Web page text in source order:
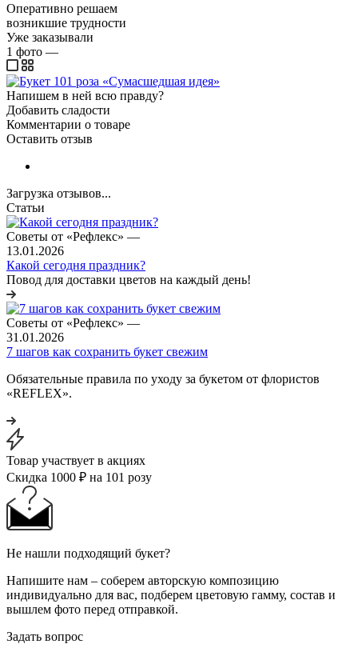
Оперативно решаем
возникшие трудности
Уже заказывали
1 фото —
Напишем в ней всю правду?
Добавить сладости
Комментарии о товаре
Оставить отзыв
Загрузка отзывов...
Статьи
Советы от «Рефлекс» —
13.01.2026
Какой сегодня праздник?
Повод для доставки цветов на каждый день!
Советы от «Рефлекс» —
31.01.2026
7 шагов как сохранить букет свежим
Обязательные правила по уходу за букетом от флористов
«REFLEX».
Товар участвует в акциях
Скидка 1000 ₽ на 101 розу
Не нашли подходящий букет?
Напишите нам – соберем авторскую композицию
индивидуально для вас, подберем цветовую гамму, состав и
вышлем фото перед отправкой.
Задать вопрос